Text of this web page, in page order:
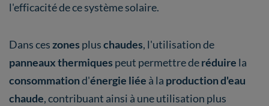
l'efficacité de ce système solaire.
Dans ceszones pluschaudes, l'utilisation de
panneaux thermiques peut permettre deréduire la
consommationd'énergie liée à la production d'eau
chaude, contribuant ainsi à une utilisation plus